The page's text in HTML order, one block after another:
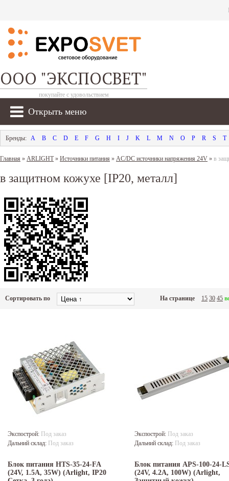
ООО "ЭКСПОСВЕТ"
покупайте с удовольствием
Открыть меню
A B C D E F G H I J K L M N O P R S T
Главная » ARLIGHT» Источники питания » AC/DC источники напряжения 24V » в
в защитном кожухе [IP20, металл]
Сортировать по На странице 15 30 45
Экспострой: Под заказ
Дальний склад: Под заказ
Блок питания HTS-35-24-FA
(24V, 1.5A, 35W) (Arlight, IP20
Экспострой: Под заказ
Дальний склад: Под заказ
Блок питания APS-100-24-
(24V, 4.2A, 100W) (Arlight,